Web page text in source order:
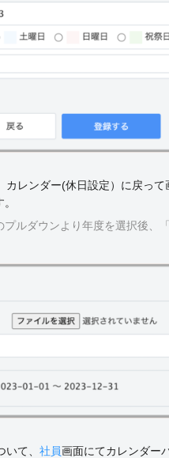
カレンダー(休日設定）に戻っ
ルダウンより年度を選択後、
て、 社員画面にてカレンダー